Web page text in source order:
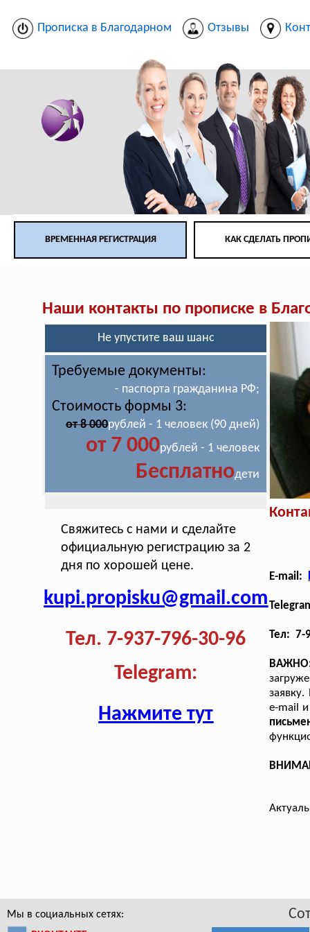
Прописка в Благодарном Отзывы
ВРЕМЕННАЯ РЕГИСТРАЦИЯ КАК СДЕЛАТЬ
Наши контакты по прописке в
Не упустите ваш шанс
Требуемые документы:
- паспорта гражданина РФ;
Стоимость формы 3:
от 8 000рублей - 1 человек (90 дней)
от 7 000рублей - 1 человек
Бесплатнодети
Свяжитесь с нами и сделайте
официальную регистрацию за 2
дня по хорошей цене.
kupi.propisku@gmail.com
Тел. 7-937-796-30-96
Telegram:
Нажмите тут
E-mail:
Тел: 7-
e-mail
Мы в социальных сетях: